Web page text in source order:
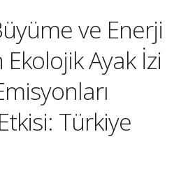
ve Enerji
Ayak İzi
Türkiye